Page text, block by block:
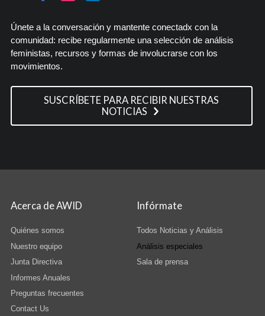
Únete a la conversación y mantente conectadx con la
comunidad: recibe regularmente una selección de análisis
feministas, recursos y formas de involucrarse con los
movimientos.
SUSCRÍBETE PARA RECIBIR NUESTRAS
NOTICIAS
Acerca de AWID
Quiénes somos
Nuestro equipo
Junta Directiva
Informes Anuales
Preguntas frecuentes
Contact Us
Infórmate
Todos Noticias y Análisis
Análisis especiales
Sala de prensa